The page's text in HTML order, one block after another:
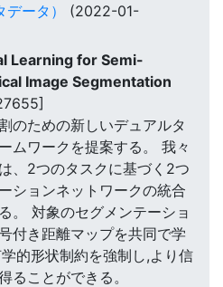
ータ）
(2022-01-
Learning for Semi-
Image Segmentation
のための新しいデュアルタ
ムワークを提案する。 我々
、2つのタスクに基づく2つ
ションネットワークの統合
。 対象のセグメンテーショ
付き距離マップを共同で学
的形状制約を強制し,より信
ることができる。